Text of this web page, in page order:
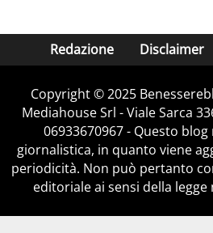
Redazione Disclaimer
Copyright © 2025
Mediahouse Srl - Viale Sarca
06933670967 - Questo
giornalistica, in quanto viene
periodicità. Non può pertanto
editoriale ai sensi della legge